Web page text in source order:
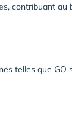
contribuant au
telles que GO